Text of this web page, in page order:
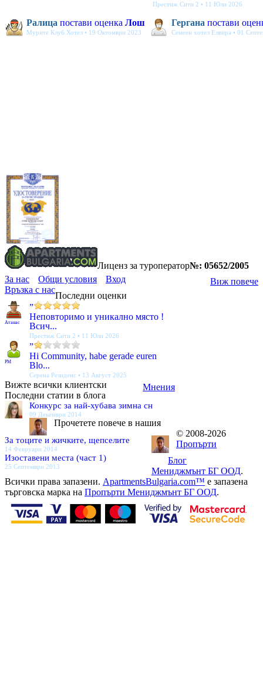
Престиж Сити 2 • 11 Юли 2026
Ралица постави оценка Лош
Мурите Клуб Хотел • 19 Октомври 2023
Гергана постави
Семеен хотел Елвира • 01
Лиценз за туроператор№: 05652/2005
Виж повече
За нас Общи условия
Вход
Връзка с нас
Последни оценки
Атанас
”
Неповторимо и уникално място !
Всич...
Престиж Сити 2 • 11 Юли 2026
PM
”
Hi Community, habe gerade euren
Blo...
Серена Резиденс • 13 Август 2025
Мнения
Вижте всички клиентски
Последни статии в блога
Конкурс за най-хубава зимна сн
09 Декември 2014
За тоците и жичките, щепселите
14 Февруари 2014
Изоставени места (част 1)
25 Септември 2013
Блог
Прочетете повече в нашия
© 2008-2026
Пропърти
Мениджмънт БГ ООД.
Всички права запазени. ApartmentsBulgaria.com™ е запазена
търговска марка на Пропърти Мениджмънт БГ ООД.